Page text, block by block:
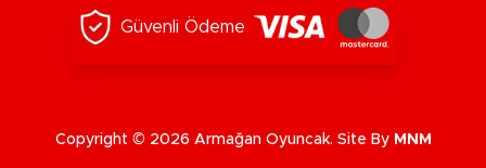
Güvenli Ödeme
Copyright © 2026 Armağan Oyuncak. Site By MNM